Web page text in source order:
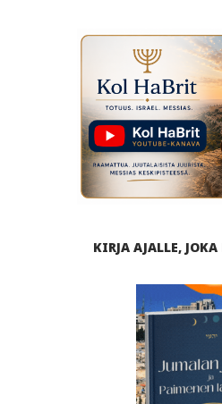
KIRJA AJALLE,